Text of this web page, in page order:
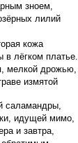
зноем,
лилий
кожа
лёгком платье.
мелкой дрожью,
измятой
саламандры,
идущей мимо,
и завтра,